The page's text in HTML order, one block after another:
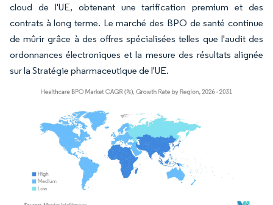
cloud de l'UE, obtenant une tarification premium et des
contrats à long terme. Le marché des BPO de santé continue
de mûrir grâce à des offres spécialisées telles que l'audit des
ordonnances électroniques et la mesure des résultats alignée
sur la Stratégie pharmaceutique de l'UE.